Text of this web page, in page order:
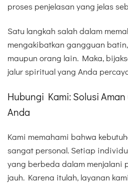
proses penjelasan yang jelas
Satu langkah salah dalam
mengakibatkan gangguan
maupun orang lain. Maka,
jalur spiritual yang Anda
Hubungi Kami: Solusi
Anda
Kami memahami bahwa
sangat personal. Setiap
yang berbeda dalam menjalani
jauh. Karena itulah, layanan